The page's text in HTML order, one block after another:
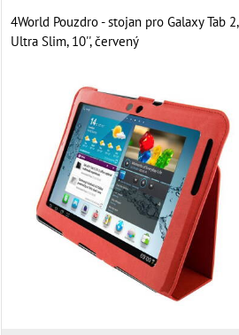
4World Pouzdro - stojan pro Galaxy Tab 2,
Ultra Slim, 10'', červený